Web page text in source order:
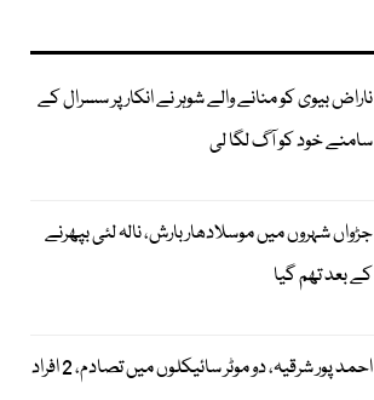
ناراض بیوی کو منانے والے شوہر نے انکار پر سسرال کے
سامنے خود کو آگ لگا لی
جڑواں شہروں میں موسلادھار بارش، نالہ لئی بپھرنے
کے بعد تھم گیا
احمد پور شرقیہ، دو موٹر سائیکلوں میں تصادم، 2 افراد